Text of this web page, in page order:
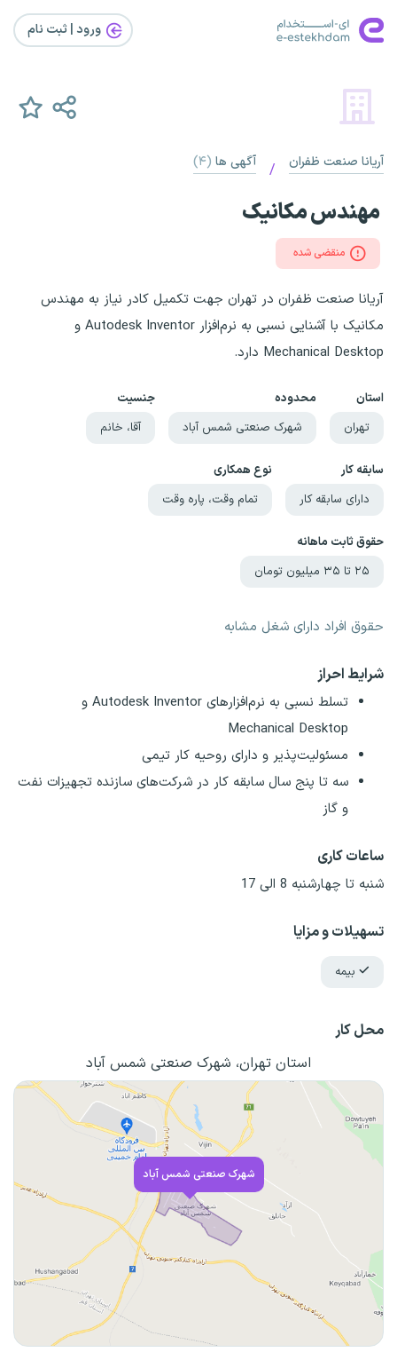
ورود | ثبت‌ نام
آریانا صنعت ظفران / آگهی ها (۴)
مهندس مکانیک
منقضی شده
آریانا صنعت ظفران در تهران جهت تکمیل کادر نیاز به مهندس
مکانیک با آشنایی نسبی به نرم‌افزار Autodesk Inventor و
Mechanical Desktop دارد.
استان
تهران
محدوده
شهرک صنعتی شمس آباد
جنسیت
آقا، خانم
سابقه کار
دارای سابقه کار
نوع همکاری
تمام وقت، پاره وقت
حقوق ثابت ماهانه
۲۵ تا ۳۵ میلیون تومان
حقوق افراد دارای شغل مشابه
شرایط احراز
تسلط نسبی به نرم‌افزارهای Autodesk Inventor و
Mechanical Desktop
مسئولیت‌پذیر و دارای روحیه کار تیمی
سه تا پنج سال سابقه کار در شرکت‌های سازنده تجهیزات نفت
و گاز
ساعات کاری
شنبه تا چهارشنبه 8 الی 17
تسهیلات و مزایا
بیمه
محل کار
استان تهران، شهرک صنعتی شمس آباد
شهرک صنعتی شمس آباد